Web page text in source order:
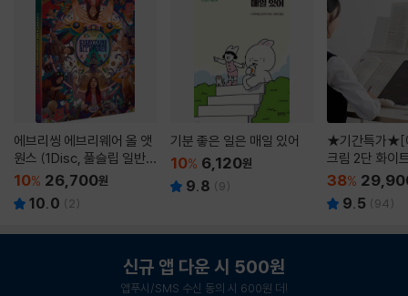
에브리씽 에브리웨어 올 앳
원스 (1Disc, 풀슬립 일반
판) : 블루레이
10% 26,700원
10.0 ( 2)
기분 좋은 일은 매일 있어
10% 6,120원
9.8 (9)
★기간특가★[
크림 2단 화이
38%
9.5 (94)
신규 앱 다운 시 500원
앱푸시/SMS 수신 동의 시 600원 더!